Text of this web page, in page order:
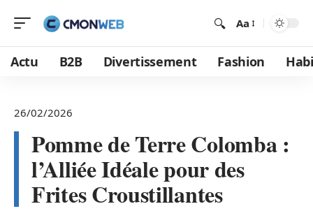
Aa
Actu B2B Divertissement Fashion
26/02/2026
Pomme de Terre Colomba :
l’Alliée Idéale pour des
Frites Croustillantes